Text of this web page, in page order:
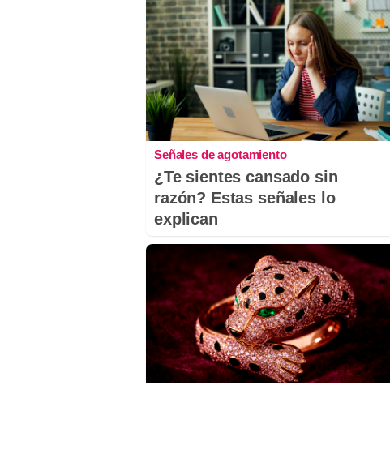
Señales de agotamiento
¿Te sientes cansado sin
razón? Estas señales lo
explican